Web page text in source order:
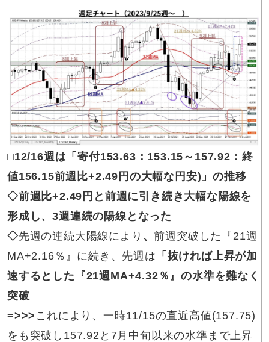
□12/16週は「寄付153.63：153.15～157.92：終
値156.15前週比+2.49円 の大幅な円安)」の推移
◇前週比+2.49 円と前週に引き続き大幅な陽線を
形成し、3週連続の陽線となった
◇先週の連続大陽線により 、前週突破した『21週
MA+2.16％』に続き、先週は 「抜ければ上昇が加
速するとした『21週MA+4.32％』の水準を難なく
突破
=>>> これにより、一時11/15の直近高値(157.75)
をも突破し157.92と7月中旬以来の水準まで上昇